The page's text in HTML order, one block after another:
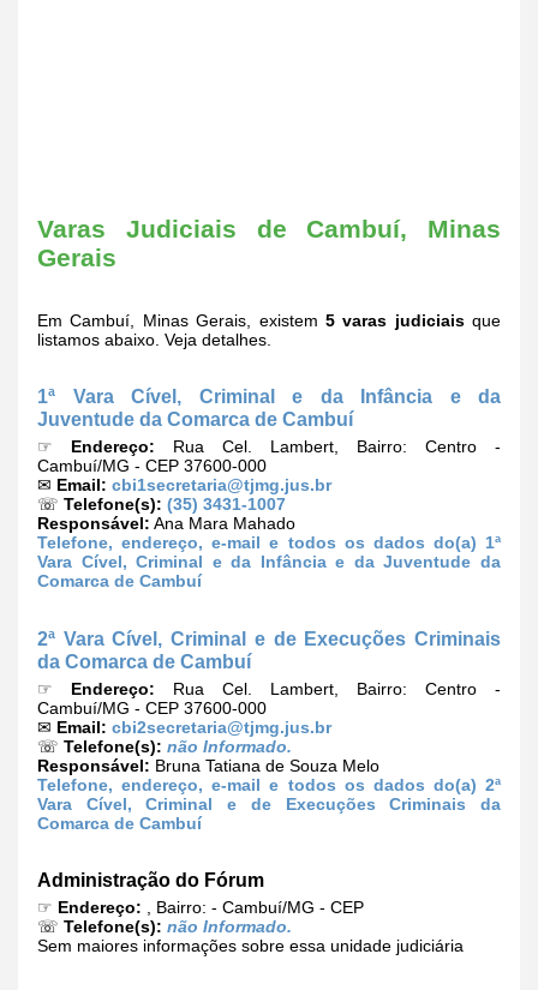
Varas Judiciais de Cambuí, Minas
Gerais
Em Cambuí, Minas Gerais, existem 5 varas judiciaisque
listamos abaixo. Veja detalhes.
1ª Vara Cível, Criminal e da Infância e da
Juventude da Comarca de Cambuí
☞ Endereço: Rua Cel. Lambert, Bairro: Centro -
Cambuí/MG - CEP 37600-000
✉ Email: cbi1secretaria@tjmg.jus.br
☏ Telefone(s): (35) 3431-1007
Responsável: Ana Mara Mahado
Telefone, endereço, e-mail e todos os dados do(a) 1ª
Vara Cível, Criminal e da Infância e da Juventude da
Comarca de Cambuí
2ª Vara Cível, Criminal e de Execuções Criminais
da Comarca de Cambuí
☞ Endereço: Rua Cel. Lambert, Bairro: Centro -
Cambuí/MG - CEP 37600-000
✉ Email: cbi2secretaria@tjmg.jus.br
☏ Telefone(s): não Informado.
Responsável: Bruna Tatiana de Souza Melo
Telefone, endereço, e-mail e todos os dados do(a) 2ª
Vara Cível, Criminal e de Execuções Criminais da
Comarca de Cambuí
Administração do Fórum
☞ Endereço: , Bairro: - Cambuí/MG - CEP
☏ Telefone(s): não Informado.
Sem maiores informações sobre essa unidade judiciária